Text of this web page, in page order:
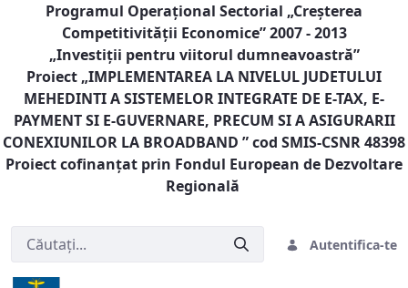
Programul Operaţional Sectorial „Creşterea
Competitivităţii Economice” 2007 - 2013
„Investiţii pentru viitorul dumneavoastră”
Proiect „IMPLEMENTAREA LA NIVELUL JUDETULUI
MEHEDINTI A SISTEMELOR INTEGRATE DE E-TAX, E-
PAYMENT SI E-GUVERNARE, PRECUM SI A ASIGURARII
CONEXIUNILOR LA BROADBAND ” cod SMIS-CSNR 48398
Proiect cofinanţat prin Fondul European de Dezvoltare
Regională
Autentifica-te